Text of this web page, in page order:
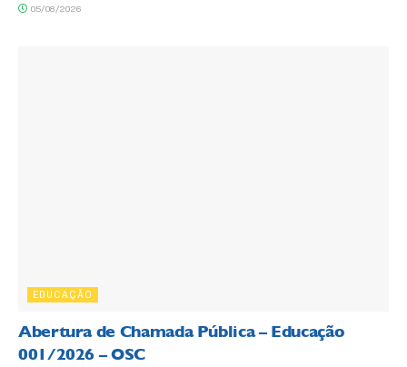
05/08/2026
EDUCAÇÃO
Abertura de Chamada Pública – Educação
001/2026 – OSC